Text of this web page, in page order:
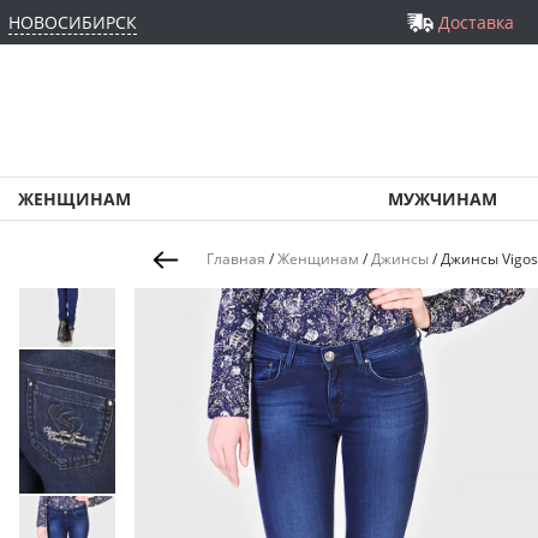
НОВОСИБИРСК Доставка
ЖЕНЩИНАМ МУЖЧИНАМ
Главная /Женщинам /Джинсы/Джинсы